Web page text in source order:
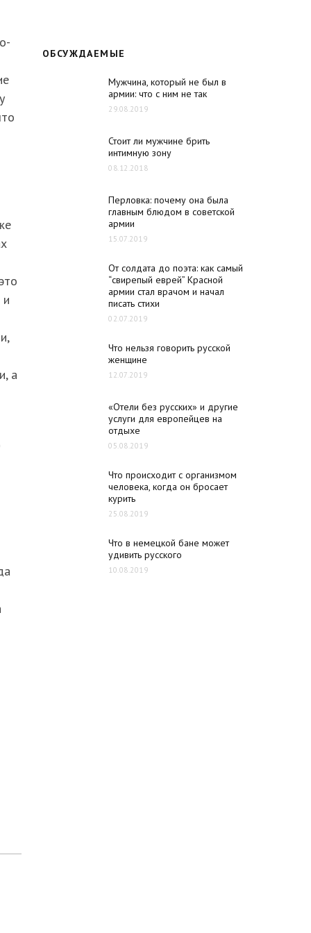
и
а
ОБСУЖДАЕМЫЕ
Мужчина, который не был в
армии: что с ним не так
29.08.2019
Стоит ли мужчине брить
интимную зону
08.12.2018
Перловка: почему она была
главным блюдом в советской
армии
15.07.2019
От солдата до поэта: как самый
“свирепый еврей” Красной
армии стал врачом и начал
писать стихи
02.07.2019
Что нельзя говорить русской
женщине
12.07.2019
«Отели без русских» и другие
услуги для европейцев на
отдыхе
05.08.2019
Что происходит с организмом
человека, когда он бросает
курить
25.08.2019
Что в немецкой бане может
удивить русского
10.08.2019